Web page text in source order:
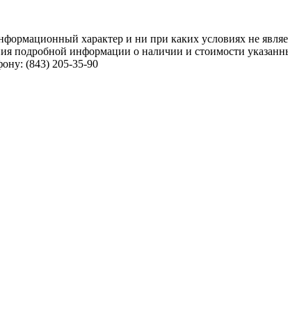
характер и ни при каких условиях не
подробной информации о наличии и стоимости
(843) 205-35-90